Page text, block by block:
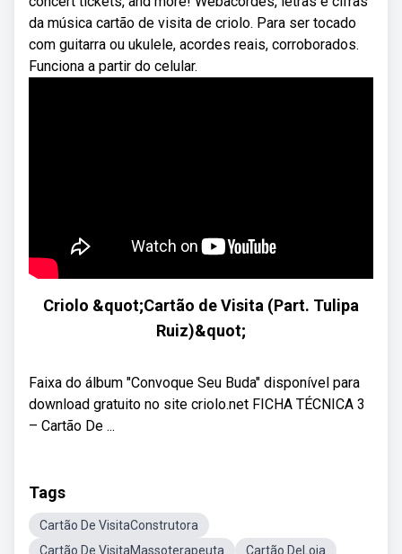
da música cartão de visita de criolo. Para ser tocado
com guitarra ou ukulele, acordes reais, corroborados.
Funciona a partir do celular.
Criolo &quot;Cartão de Visita (Part. Tulipa
Ruiz)&quot;
Faixa do álbum "Convoque Seu Buda" disponível para
download gratuito no site criolo.net FICHA TÉCNICA 3
– Cartão De ...
Tags
Cartão De VisitaConstrutora
Cartão De VisitaMassoterapeuta
Cartão DeLoja